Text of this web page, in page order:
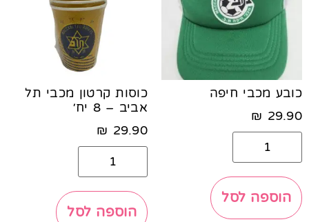
כובע מכבי חיפה
29.90
₪
הוספה לסל
כוסות קרטון מכבי תל
אביב – 8 יח׳
29.90
₪
הוספה לסל